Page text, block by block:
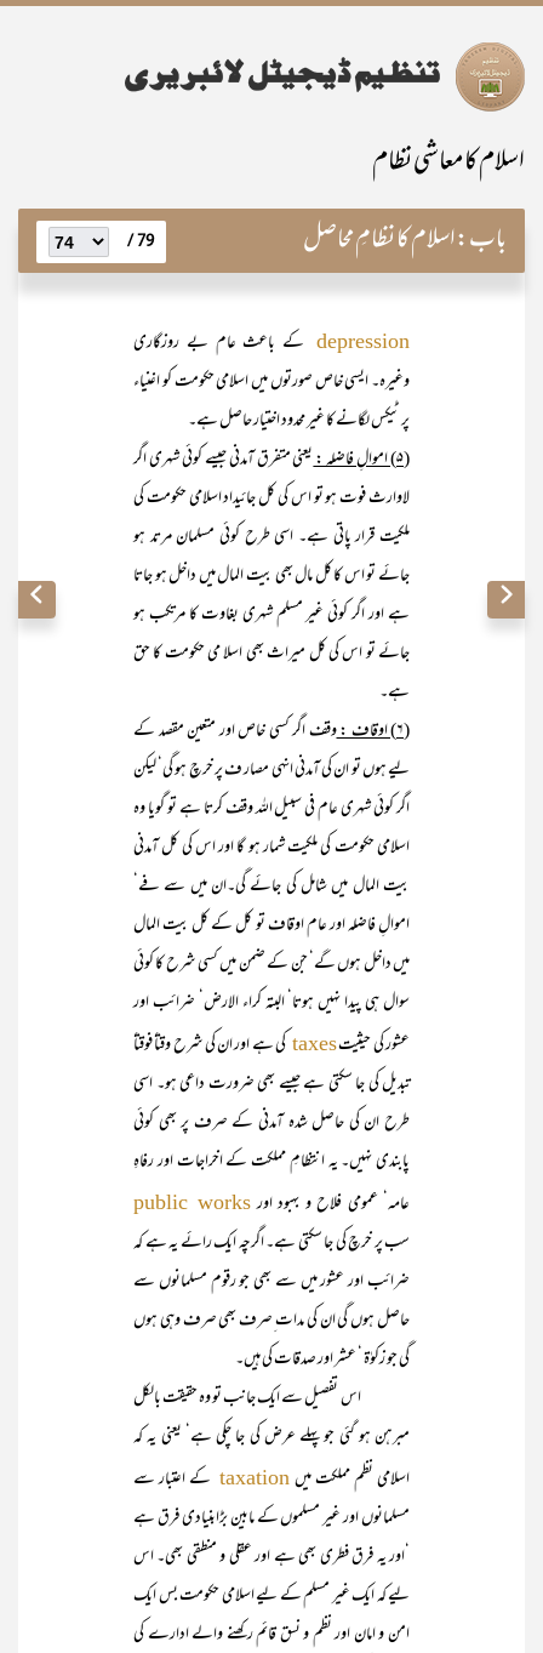
اسلام کا معاشی نظام
باب:اسلام کا نظامِ محاصل 79 /
depression کے باعث عام بے روزگاری
وغیرہ۔ ایسی خاص صورتوں میں اسلامی حکومت کو اغنیاء
پر ٹیکس لگانے کا غیر محدود اختیار حاصل ہے۔
(۵) اموالِ فاضلہ :
یعنی متفرق آمدنی جیسے کوئی شہری اگر
لاوارث فوت ہو تو اس کی کل جائیداد اسلامی حکومت کی
ملکیت قرار پاتی ہے۔ اسی طرح کوئی مسلمان مرتد ہو
جائے تو اس کا کل مال بھی بیت المال میں داخل ہو جاتا
ہے اور اگر کوئی غیر مسلم شہری بغاوت کا مرتکب ہو
جائے تو اس کی کل میراث بھی اسلا می حکومت کا حق
ہے۔
(۶) اوقاف :
وقف اگر کسی خاص اور متعین مقصد کے
لیے ہوں تو ان کی آمدنی انہی مصار ف پر خرچ ہو گی‘ لیکن
اگر کوئی شہری عام فی سبیل اللہ وقف کرتا ہے تو گویا وہ
اسلامی حکومت کی ملکیت شمار ہو گا اور اس کی کل آمدنی
بیت المال میں شامل کی جائے گی۔ان میں سے فے‘
اموالِ فاضلہ اور عام اوقاف تو کل کے کل بیت المال
میں داخل ہوں گے‘ جن کے ضمن میں کسی شرح کا کوئی
سوال ہی پیدا نہیں ہوتا‘ البتہ کراء الارض‘ ضرائب اور
عشور کی حیثیتtaxes کی ہے اور ان کی شرح وقتاً فوقتاً
تبدیل کی جا سکتی ہے جیسے بھی ضرورت داعی ہو۔ اسی
طرح ان کی حاصل شدہ آمدنی کے صرف پر بھی کوئی
پابندی نہیں۔ یہ انتظامِ مملکت کے اخراجات اور رفاہِ
عامہ‘ عمومی فلاح و بہبود اور public works
سب پر خرچ کی جا سکتی ہے۔ اگرچہ ایک رائے یہ ہے کہ
ضرائب اور عشور میں سے بھی جو رقوم مسلمانوں سے
حاصل ہوں گی ان کی مدات ِصرف بھی صرف وہی ہوں
گی جو زکوٰۃ ‘ عشر اور صدقات کی ہیں۔
اس تفصیل سے ایک جانب تو وہ حقیقت بالکل
مبرہن ہو گئی جو پہلے عرض کی جا چکی ہے‘ یعنی یہ کہ
اسلامی نظم مملکت میں taxation کے اعتبار سے
مسلمانوں اور غیر مسلموں کے مابین بڑابنیادی فرق ہے
‘اور یہ فرق فطری بھی ہے اور عقلی و منطقی بھی۔ اس
لیے کہ ایک غیر مسلم کے لیے اسلامی حکومت بس ایک
امن و امان اور نظم و نسق قائم رکھنے والے ادارے کی